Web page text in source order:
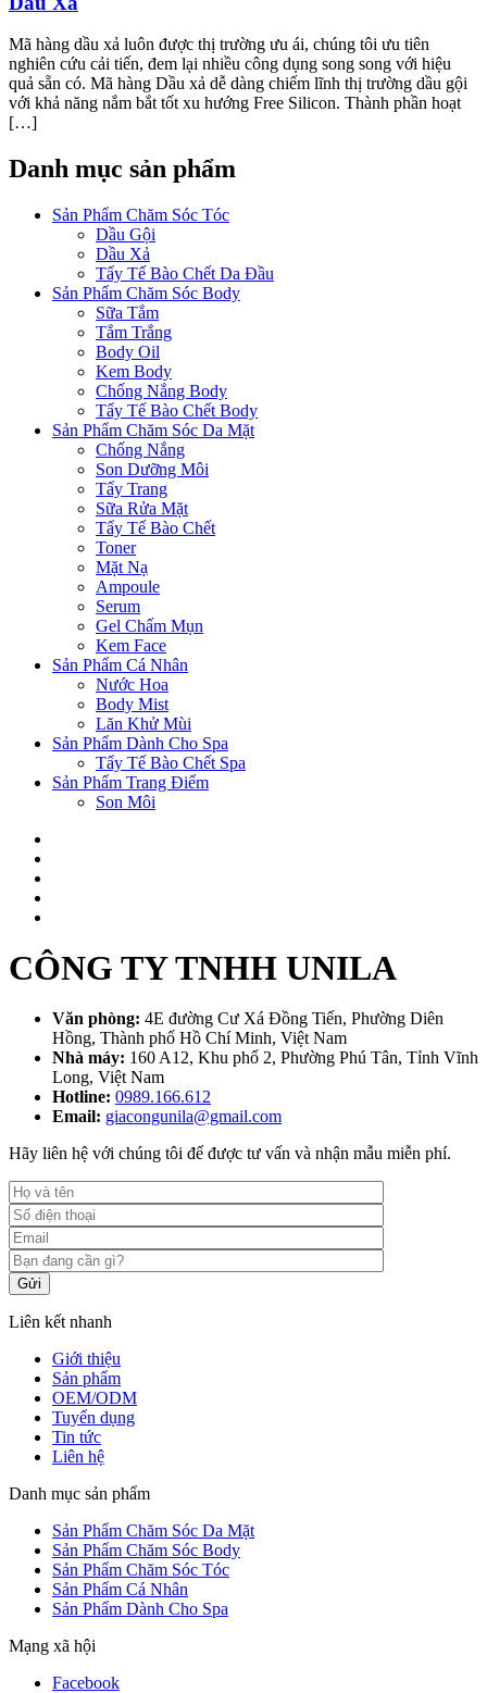
Mã hàng dầu xả luôn được thị trường ưu ái, chúng tôi ưu tiên
nghiên cứu cải tiến, đem lại nhiều công dụng song song với hiệu
quả sẵn có. Mã hàng Dầu xả dễ dàng chiếm lĩnh thị trường dầu gội
với khả năng nắm bắt tốt xu hướng Free Silicon. Thành phần hoạt
[…]
Danh mục sản phẩm
Sản Phẩm Chăm Sóc Tóc
Dầu Gội
Dầu Xả
Tẩy Tế Bào Chết Da Đầu
Sản Phẩm Chăm Sóc Body
Sữa Tắm
Tắm Trắng
Body Oil
Kem Body
Chống Nắng Body
Tẩy Tế Bào Chết Body
Sản Phẩm Chăm Sóc Da Mặt
Chống Nắng
Son Dưỡng Môi
Tẩy Trang
Sữa Rửa Mặt
Tẩy Tế Bào Chết
Toner
Mặt Nạ
Ampoule
Serum
Gel Chấm Mụn
Kem Face
Sản Phẩm Cá Nhân
Nước Hoa
Body Mist
Lăn Khử Mùi
Sản Phẩm Dành Cho Spa
Tẩy Tế Bào Chết Spa
Sản Phẩm Trang Điểm
Son Môi
CÔNG TY TNHH UNILA
Văn phòng: 4E đường Cư Xá Đồng Tiến, Phường Diên
Hồng, Thành phố Hồ Chí Minh, Việt Nam
Nhà máy: 160 A12, Khu phố 2, Phường Phú Tân, Tỉnh Vĩnh
Long, Việt Nam
Hotline: 0989.166.612
Email: giacongunila@gmail.com
Hãy liên hệ với chúng tôi để được tư vấn và nhận mẫu miễn phí.
Gửi
Liên kết nhanh
Giới thiệu
Sản phẩm
OEM/ODM
Tuyển dụng
Tin tức
Liên hệ
Danh mục sản phẩm
Sản Phẩm Chăm Sóc Da Mặt
Sản Phẩm Chăm Sóc Body
Sản Phẩm Chăm Sóc Tóc
Sản Phẩm Cá Nhân
Sản Phẩm Dành Cho Spa
Mạng xã hội
Facebook